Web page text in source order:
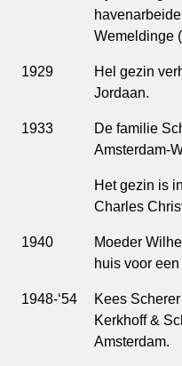
Wemeldinge
1929
Hel gezin
Jordaan.
1933
De familie
Amsterdam-
Het gezin is
Charles
1940
Moeder
huis voor
1948-‘54
Kees
Kerkhoff &
Amsterdam.